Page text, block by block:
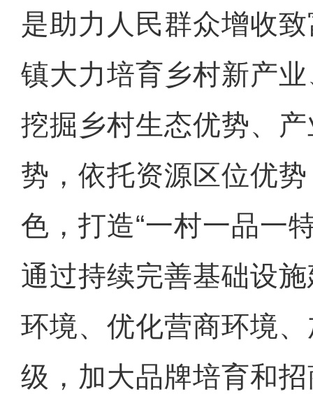
是助力人民群众增收
镇大力培育乡村新产
挖掘乡村生态优势、
势，依托资源区位优
色，打造“一村一品一
通过持续完善基础设
环境、优化营商环境
级，加大品牌培育和